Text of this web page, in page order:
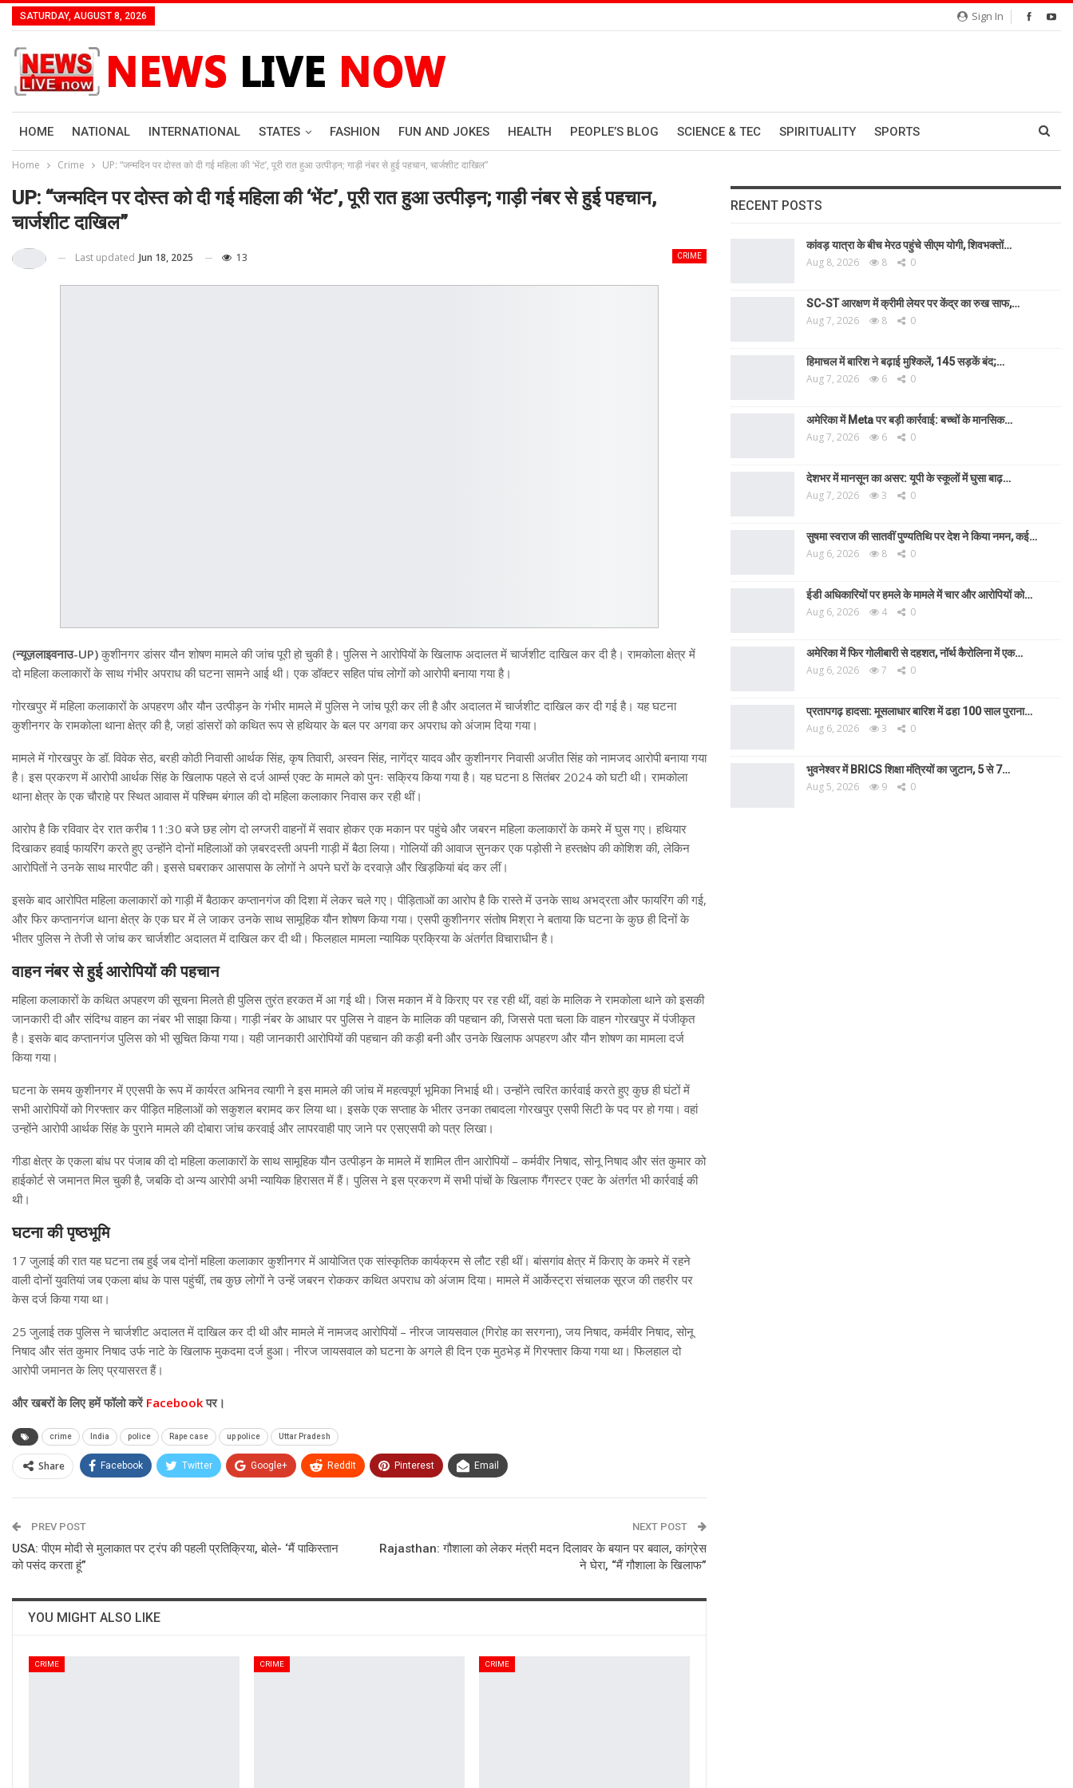
Sign In
SATURDAY, AUGUST 8, 2026
HOME NATIONAL INTERNATIONAL STATES FASHION FUN AND JOKES HEALTH PEOPLE’S BLOG SCIENCE & TEC SPIRITUALITY SPORTS
Home Crime UP: “जन्मदिन पर दोस्त को दी गई महिला की ‘भेंट’, पूरी रात हुआ उत्पीड़न; गाड़ी नंबर से हुई पहचान, चार्जशीट दाखिल”
UP: “जन्मदिन पर दोस्त को दी गई महिला की ‘भेंट’, पूरी रात हुआ उत्पीड़न; गाड़ी नंबर से हुई पहचान,
चार्जशीट दाखिल”
CRIME
Last updated Jun 18, 2025 13
(न्यूज़लाइवनाउ-UP)कुशीनगर डांसर यौन शोषण मामले की जांच पूरी हो चुकी है। पुलिस ने आरोपियों के खिलाफ अदालत में चार्जशीट दाखिल कर दी है। रामकोला क्षेत्र में
दो महिला कलाकारों के साथ गंभीर अपराध की घटना सामने आई थी। एक डॉक्टर सहित पांच लोगों को आरोपी बनाया गया है।
गोरखपुर में महिला कलाकारों के अपहरण और यौन उत्पीड़न के गंभीर मामले में पुलिस ने जांच पूरी कर ली है और अदालत में चार्जशीट दाखिल कर दी गई है। यह घटना
कुशीनगर के रामकोला थाना क्षेत्र की है, जहां डांसरों को कथित रूप से हथियार के बल पर अगवा कर अपराध को अंजाम दिया गया।
मामले में गोरखपुर के डॉ. विवेक सेठ, बरही कोठी निवासी आर्थक सिंह, कृष तिवारी, अस्वन सिंह, नागेंद्र यादव और कुशीनगर निवासी अजीत सिंह को नामजद आरोपी बनाया गया
है। इस प्रकरण में आरोपी आर्थक सिंह के खिलाफ पहले से दर्ज आर्म्स एक्ट के मामले को पुनः सक्रिय किया गया है। यह घटना 8 सितंबर 2024 को घटी थी। रामकोला
थाना क्षेत्र के एक चौराहे पर स्थित आवास में पश्चिम बंगाल की दो महिला कलाकार निवास कर रही थीं।
आरोप है कि रविवार देर रात करीब 11:30 बजे छह लोग दो लग्जरी वाहनों में सवार होकर एक मकान पर पहुंचे और जबरन महिला कलाकारों के कमरे में घुस गए। हथियार
दिखाकर हवाई फायरिंग करते हुए उन्होंने दोनों महिलाओं को ज़बरदस्ती अपनी गाड़ी में बैठा लिया। गोलियों की आवाज सुनकर एक पड़ोसी ने हस्तक्षेप की कोशिश की, लेकिन
आरोपितों ने उनके साथ मारपीट की। इससे घबराकर आसपास के लोगों ने अपने घरों के दरवाज़े और खिड़कियां बंद कर लीं।
इसके बाद आरोपित महिला कलाकारों को गाड़ी में बैठाकर कप्तानगंज की दिशा में लेकर चले गए। पीड़िताओं का आरोप है कि रास्ते में उनके साथ अभद्रता और फायरिंग की गई,
और फिर कप्तानगंज थाना क्षेत्र के एक घर में ले जाकर उनके साथ सामूहिक यौन शोषण किया गया। एसपी कुशीनगर संतोष मिश्रा ने बताया कि घटना के कुछ ही दिनों के
भीतर पुलिस ने तेजी से जांच कर चार्जशीट अदालत में दाखिल कर दी थी। फिलहाल मामला न्यायिक प्रक्रिया के अंतर्गत विचाराधीन है।
वाहन नंबर से हुई आरोपियों की पहचान
महिला कलाकारों के कथित अपहरण की सूचना मिलते ही पुलिस तुरंत हरकत में आ गई थी। जिस मकान में वे किराए पर रह रही थीं, वहां के मालिक ने रामकोला थाने को इसकी
जानकारी दी और संदिग्ध वाहन का नंबर भी साझा किया। गाड़ी नंबर के आधार पर पुलिस ने वाहन के मालिक की पहचान की, जिससे पता चला कि वाहन गोरखपुर में पंजीकृत
है। इसके बाद कप्तानगंज पुलिस को भी सूचित किया गया। यही जानकारी आरोपियों की पहचान की कड़ी बनी और उनके खिलाफ अपहरण और यौन शोषण का मामला दर्ज
किया गया।
घटना के समय कुशीनगर में एएसपी के रूप में कार्यरत अभिनव त्यागी ने इस मामले की जांच में महत्वपूर्ण भूमिका निभाई थी। उन्होंने त्वरित कार्रवाई करते हुए कुछ ही घंटों में
सभी आरोपियों को गिरफ्तार कर पीड़ित महिलाओं को सकुशल बरामद कर लिया था। इसके एक सप्ताह के भीतर उनका तबादला गोरखपुर एसपी सिटी के पद पर हो गया। वहां
उन्होंने आरोपी आर्थक सिंह के पुराने मामले की दोबारा जांच करवाई और लापरवाही पाए जाने पर एसएसपी को पत्र लिखा।
गीडा क्षेत्र के एकला बांध पर पंजाब की दो महिला कलाकारों के साथ सामूहिक यौन उत्पीड़न के मामले में शामिल तीन आरोपियों – कर्मवीर निषाद, सोनू निषाद और संत कुमार को
हाईकोर्ट से जमानत मिल चुकी है, जबकि दो अन्य आरोपी अभी न्यायिक हिरासत में हैं। पुलिस ने इस प्रकरण में सभी पांचों के खिलाफ गैंगस्टर एक्ट के अंतर्गत भी कार्रवाई की
थी।
घटना की पृष्ठभूमि
17 जुलाई की रात यह घटना तब हुई जब दोनों महिला कलाकार कुशीनगर में आयोजित एक सांस्कृतिक कार्यक्रम से लौट रही थीं। बांसगांव क्षेत्र में किराए के कमरे में रहने
वाली दोनों युवतियां जब एकला बांध के पास पहुंचीं, तब कुछ लोगों ने उन्हें जबरन रोककर कथित अपराध को अंजाम दिया। मामले में आर्केस्ट्रा संचालक सूरज की तहरीर पर
केस दर्ज किया गया था।
25 जुलाई तक पुलिस ने चार्जशीट अदालत में दाखिल कर दी थी और मामले में नामजद आरोपियों – नीरज जायसवाल (गिरोह का सरगना), जय निषाद, कर्मवीर निषाद, सोनू
निषाद और संत कुमार निषाद उर्फ नाटे के खिलाफ मुकदमा दर्ज हुआ। नीरज जायसवाल को घटना के अगले ही दिन एक मुठभेड़ में गिरफ्तार किया गया था। फिलहाल दो
आरोपी जमानत के लिए प्रयासरत हैं।
और खबरों के लिए हमें फॉलो करेंFacebookपर।
crime India police Rape case up police Uttar Pradesh
Share Facebook Twitter Google+ ReddIt Pinterest Email
PREV POST
USA: पीएम मोदी से मुलाकात पर ट्रंप की पहली प्रतिक्रिया, बोले- ‘मैं पाकिस्तान
को पसंद करता हूं”
NEXT POST
Rajasthan: गौशाला को लेकर मंत्री मदन दिलावर के बयान पर बवाल, कांग्रेस
ने घेरा, “मैं गौशाला के खिलाफ”
YOU MIGHT ALSO LIKE
CRIME CRIME CRIME
RECENT POSTS
कांवड़ यात्रा के बीच मेरठ पहुंचे सीएम योगी, शिवभक्तों…
Aug 8, 2026 8 0
SC-ST आरक्षण में क्रीमी लेयर पर केंद्र का रुख साफ,…
Aug 7, 2026 8 0
हिमाचल में बारिश ने बढ़ाई मुश्किलें, 145 सड़कें बंद;…
Aug 7, 2026 6 0
अमेरिका में Meta पर बड़ी कार्रवाई: बच्चों के मानसिक…
Aug 7, 2026 6 0
देशभर में मानसून का असर: यूपी के स्कूलों में घुसा बाढ़…
Aug 7, 2026 3 0
सुषमा स्वराज की सातवीं पुण्यतिथि पर देश ने किया नमन, कई…
Aug 6, 2026 8 0
ईडी अधिकारियों पर हमले के मामले में चार और आरोपियों को…
Aug 6, 2026 4 0
अमेरिका में फिर गोलीबारी से दहशत, नॉर्थ कैरोलिना में एक…
Aug 6, 2026 7 0
प्रतापगढ़ हादसा: मूसलाधार बारिश में ढहा 100 साल पुराना…
Aug 6, 2026 3 0
भुवनेश्वर में BRICS शिक्षा मंत्रियों का जुटान, 5 से 7…
Aug 5, 2026 9 0